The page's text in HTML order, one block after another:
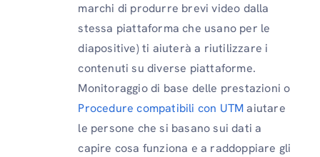
marchi di produrre brevi video dalla
stessa piattaforma che usano per le
diapositive) ti aiuterà a riutilizzare i
contenuti su diverse piattaforme.
Monitoraggio di base delle prestazioni o
Procedure compatibili con UTMaiutare
le persone che si basano sui dati a
capire cosa funziona e a raddoppiare gli